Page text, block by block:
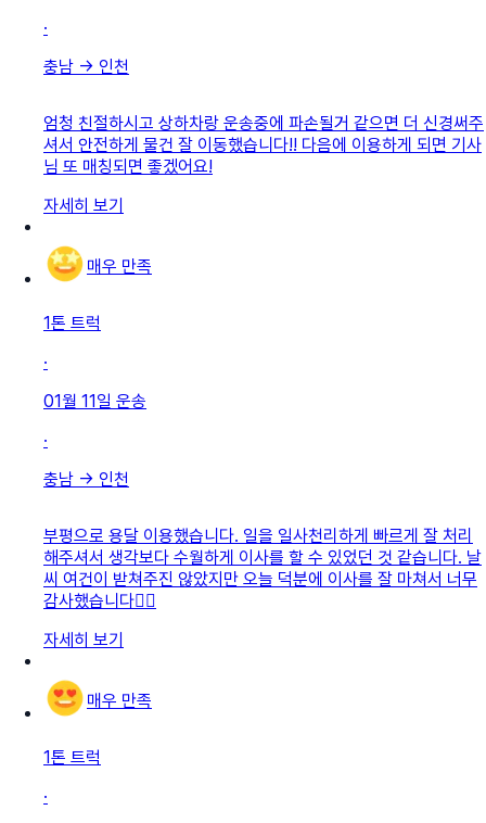
·
충남 → 인천
엄청 친절하시고 상하차랑 운송중에 파손될거 같으면 더 신경써주
셔서 안전하게 물건 잘 이동했습니다!! 다음에 이용하게 되면 기사
님 또 매칭되면 좋겠어요!
자세히 보기
매우 만족
1톤 트럭
·
01월 11일 운송
·
충남 → 인천
부평으로 용달 이용했습니다. 일을 일사천리하게 빠르게 잘 처리
해주셔서 생각보다 수월하게 이사를 할 수 있었던 것 같습니다. 날
씨 여건이 받쳐주진 않았지만 오늘 덕분에 이사를 잘 마쳐서 너무
감사했습니다👍🏻
자세히 보기
매우 만족
1톤 트럭
·